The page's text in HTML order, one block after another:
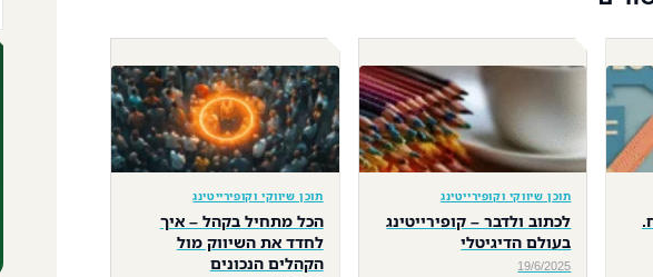
תוכן שיווקי וקופירייטינג
לכתוב ולדבר – קופירייטינג
בעולם הדיגיטלי
19/6/2025
תוכן שיווקי וקופירייטינג
הכל מתחיל בקהל – איך
לחדד את השיווק מול
הקהלים הנכונים